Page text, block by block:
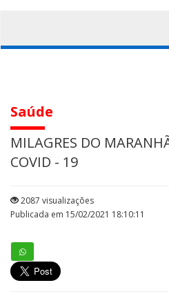
Saúde
MILAGRES DO
COVID - 19
2087 visualizações
Publicada em 15/02/2021 18:10:11